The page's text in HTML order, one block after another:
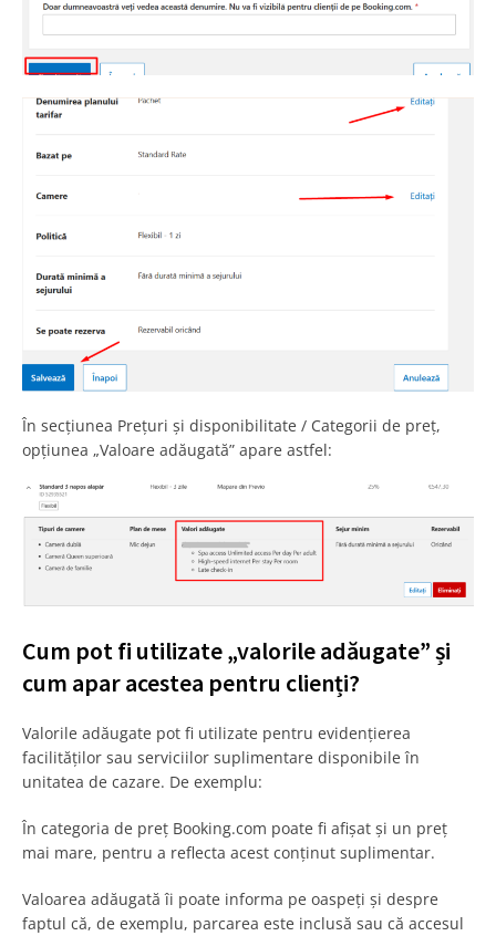
În secțiunea Prețuri și disponibilitate / Categorii de preț,
opțiunea „Valoare adăugată” apare astfel:
Cum pot fi utilizate „valorile adăugate” și
cum apar acestea pentru clienți?
Valorile adăugate pot fi utilizate pentru evidențierea
facilităților sau serviciilor suplimentare disponibile în
unitatea de cazare. De exemplu:
În categoria de preț Booking.com poate fi afișat și un preț
mai mare, pentru a reflecta acest conținut suplimentar.
Valoarea adăugată îi poate informa pe oaspeți și despre
faptul că, de exemplu, parcarea este inclusă sau că accesul